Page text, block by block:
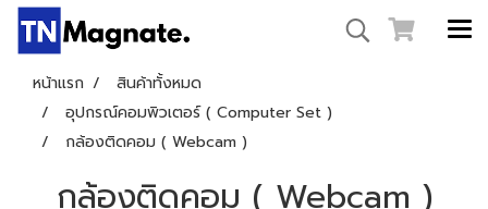
หน้าแรก
สินค้าทั้งหมด
อุปกรณ์คอมพิวเตอร์ ( Computer Set )
กล้องติดคอม ( Webcam )
กล้องติดคอม ( Webcam )